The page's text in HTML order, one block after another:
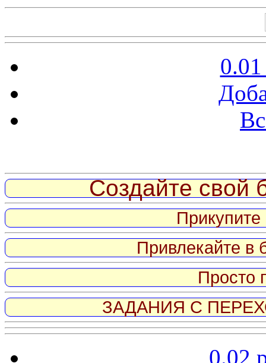
Создайте свой
Привлекайте в
Просто
ЗАДАНИЯ С
0.02